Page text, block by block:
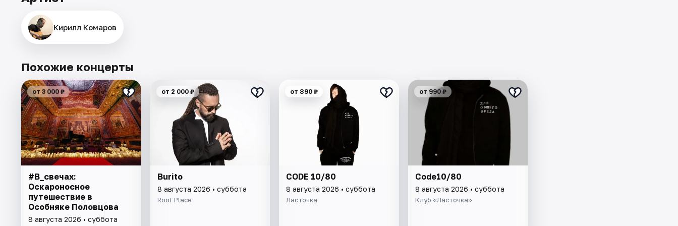
Кирилл Комаров
Похожие концерты
от 3 000 ₽
#В_свечах:
Оскароносное
путешествие в
Особняке Половцова
8 августа 2026 • суббота
от 2 000 ₽
Burito
8 августа 2026 • суббота
Roof Place
от 890 ₽
CODE 10/80
8 августа 2026 • суббота
Ласточка
от 990 ₽
Code10/80
8 августа 2026 • суббота
Клуб «Ласточка»